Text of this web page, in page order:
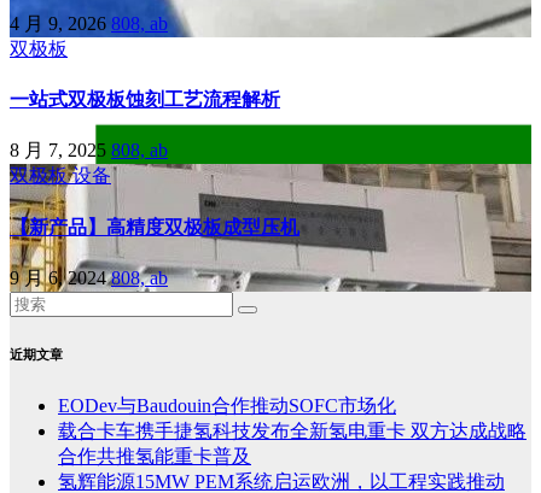
4 月 9, 2026 808, ab
双极板
一站式双极板蚀刻工艺流程解析
8 月 7, 2025 808, ab
双极板设备
【新产品】高精度双极板成型压机
9 月 6, 2024808, ab
近期文章
EODev与Baudouin合作推动SOFC市场化
载合卡车携手捷氢科技发布全新氢电重卡 双方达成战略
合作共推氢能重卡普及
氢辉能源15MW PEM系统启运欧洲，以工程实践推动